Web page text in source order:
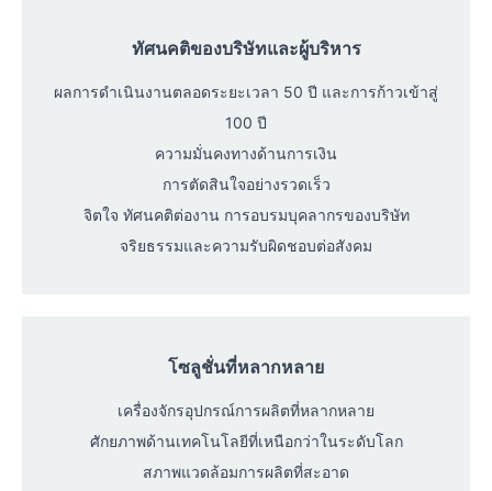
ทัศนคติของบริษัทและผู้บริหาร
ผลการดำเนินงานตลอดระยะเวลา 50 ปี และการก้าวเข้าสู่
100 ปี
ความมั่นคงทางด้านการเงิน
การตัดสินใจอย่างรวดเร็ว
จิตใจ ทัศนคติต่องาน การอบรมบุคลากรของบริษัท
จริยธรรมและความรับผิดชอบต่อสังคม
โซลูชั่นที่หลากหลาย
เครื่องจักรอุปกรณ์การผลิตที่หลากหลาย
ศักยภาพด้านเทคโนโลยีที่เหนือกว่าในระดับโลก
สภาพแวดล้อมการผลิตที่สะอาด